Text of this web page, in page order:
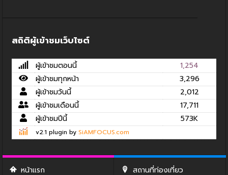
สถิติผู้เข้าชมเว็บไซต์
ผู้เข้าชมตอนนี้
1,254
ผู้เข้าชมทุกหน้า
3,296
ผู้เข้าชมวันนี้
2,012
ผู้เข้าชมเดือนนี้
17,711
ผู้เข้าชมปีนี้
573K
v2.1 plugin by SiAMFOCUS.com
หน้าแรก สถานที่ท่องเที่ยว